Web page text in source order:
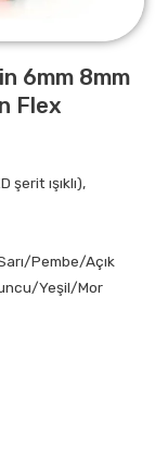
6mm 8mm
Flex
şerit ışıklı),
Pembe/Açık
Yeşil/Mor